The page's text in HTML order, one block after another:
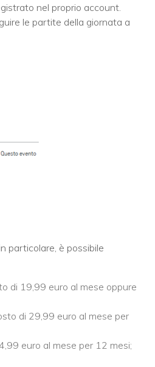
nel proprio account.
le partite della giornata a
particolare, è possibile
di 19,99 euro al mese oppure
di 29,99 euro al mese per
euro al mese per 12 mesi;